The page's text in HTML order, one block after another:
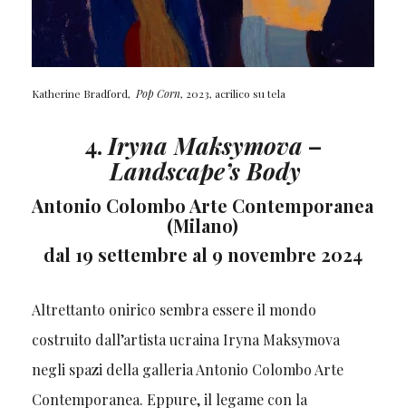
Katherine Bradford, Pop Corn, 2023, acrilico su tela
4.Iryna Maksymova –
Landscape’s Body
Antonio Colombo Arte Contemporanea
(Milano)
dal 19 settembre al 9 novembre 2024
Altrettanto onirico sembra essere il mondo
costruito dall’artista ucraina Iryna Maksymova
negli spazi della galleria Antonio Colombo Arte
Contemporanea. Eppure, il legame con la